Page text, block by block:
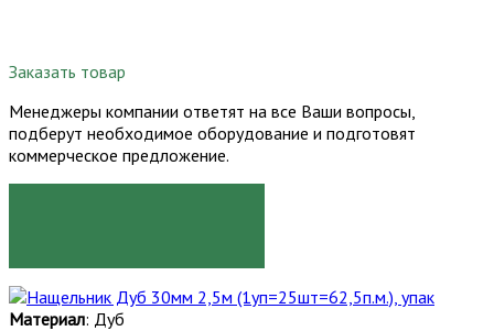
Заказать товар
Менеджеры компании ответят на все Ваши вопросы,
подберут необходимое оборудование и подготовят
коммерческое предложение.
Материал: Дуб